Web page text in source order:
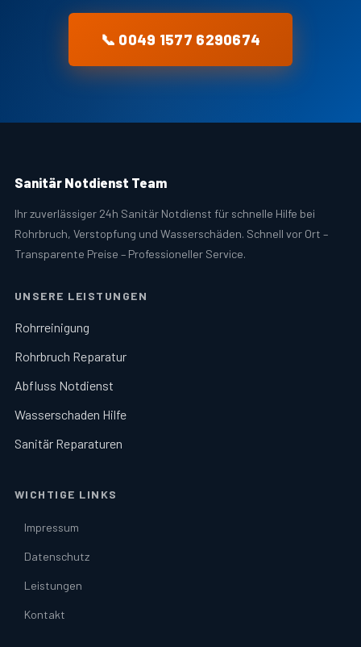
📞 0049 1577 6290674
Sanitär Notdienst Team
Ihr zuverlässiger 24h Sanitär Notdienst für schnelle Hilfe bei
Rohrbruch, Verstopfung und Wasserschäden. Schnell vor Ort –
Transparente Preise – Professioneller Service.
UNSERE LEISTUNGEN
Rohrreinigung
Rohrbruch Reparatur
Abfluss Notdienst
Wasserschaden Hilfe
Sanitär Reparaturen
WICHTIGE LINKS
Impressum
Datenschutz
Leistungen
Kontakt